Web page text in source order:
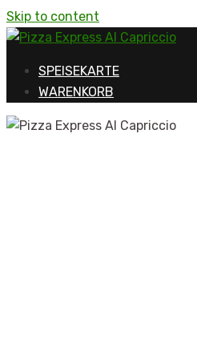
Skip to content
SPEISEKARTE
WARENKORB